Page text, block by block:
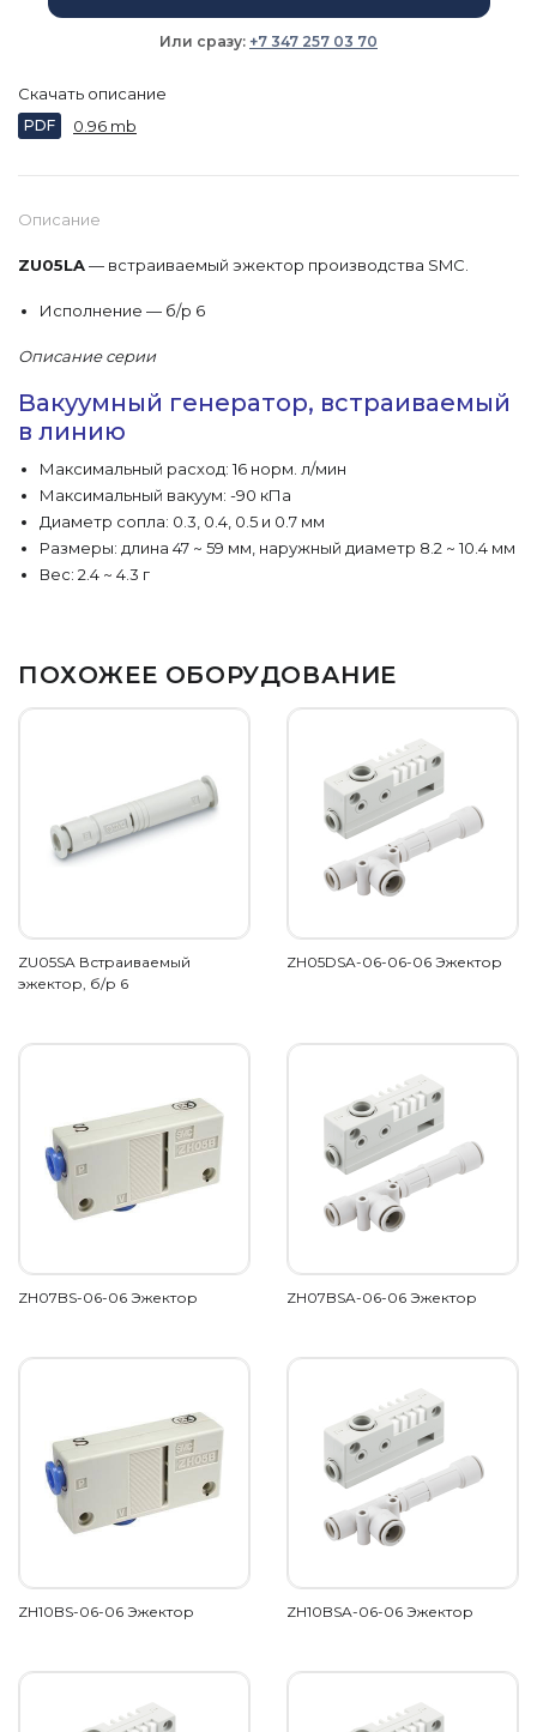
Описание
ZU05LA— встраиваемый эжектор производства SMC.
Исполнение — б/р 6
Описание серии
Вакуумный генератор, встраиваемый
в линию
Максимальный расход: 16 норм. л/мин
Максимальный вакуум: -90 кПа
Диаметр сопла: 0.3, 0.4, 0.5 и 0.7 мм
Размеры: длина 47 ~ 59 мм, наружный диаметр 8.2 ~ 10.4 мм
Вес: 2.4 ~ 4.3 г
Или сразу: +7 347 257 03 70
Скачать описание
PDF 0.96 mb
ПОХОЖЕЕ ОБОРУДОВАНИЕ
ZU05SA Встраиваемый
эжектор, б/р 6
ZH05DSA-06-06-06 Эжектор
ZH07BS-06-06 Эжектор ZH07BSA-06-06 Эжектор
ZH10BS-06-06 Эжектор ZH10BSA-06-06 Эжектор